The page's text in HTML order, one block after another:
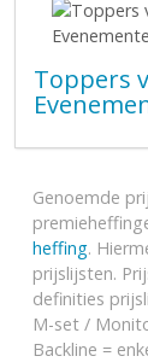
Toppers
Genoemde
heffing.
prijslijsten.
definities
M-set /
Backline =